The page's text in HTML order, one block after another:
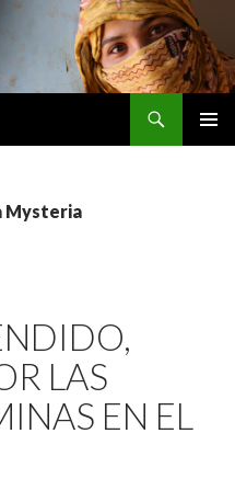
Mysteria
LAS
EN EL